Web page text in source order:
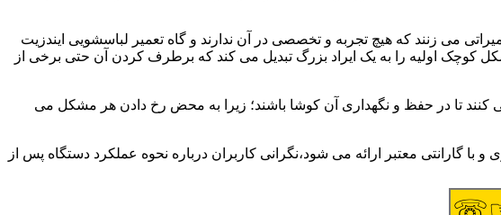
می زنند که هیچ تجربه و تخصصی در آن ندارند و گاه تعمیر لباسشویی ایندزیت
کوچک اولیه را به یک ایراد بزرگ تبدیل می کند که برطرف کردن آن حتی برخی از
کنند تا در حفظ و نگهداری آن کوشا باشند؛ زیرا به محض رخ دادن هر مشکل می
با گارانتی معتبر ارائه می شود،نگرانی کاربران درباره نحوه عملکرد دستگاه پس از